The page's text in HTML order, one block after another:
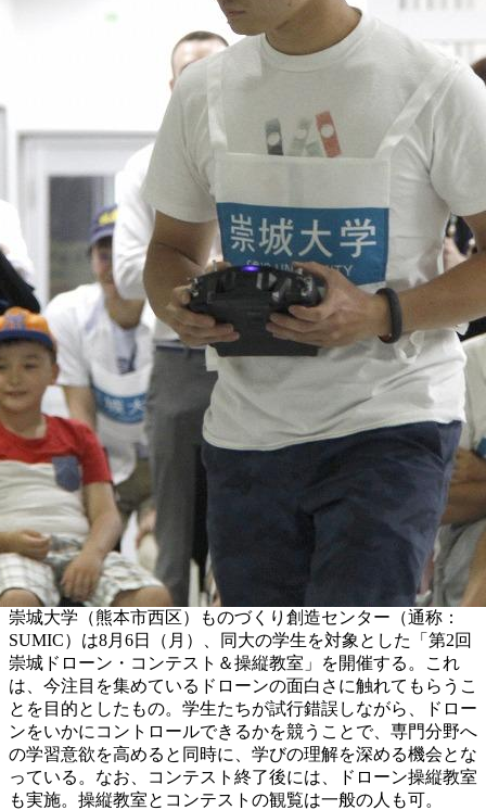
崇城大学（熊本市西区）ものづくり創造センター（通称：
SUMIC）は8月6日（月）、同大の学生を対象とした「第2回
崇城ドローン・コンテスト＆操縦教室」を開催する。これ
は、今注目を集めているドローンの面白さに触れてもらうこ
とを目的としたもの。学生たちが試行錯誤しながら、ドロー
ンをいかにコントロールできるかを競うことで、専門分野へ
の学習意欲を高めると同時に、学びの理解を深める機会とな
っている。なお、コンテスト終了後には、ドローン操縦教室
も実施。操縦教室とコンテストの観覧は一般の人も可。